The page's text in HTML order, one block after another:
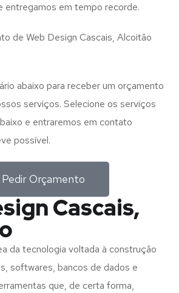
entregamos em tempo recorde.
de Web Design Cascais, Alcoitão
abaixo para receber um orçamento
serviços. Selecione os serviços
e entraremos em contato
possível.
Pedir Orçamento
Cascais,
da tecnologia voltada à construção
softwares, bancos de dados e
que, de certa forma,